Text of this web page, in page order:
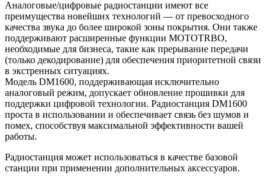
Аналоговые/цифровые радиостанции имеют все
преимущества новейших технологий — от превосходного
качества звука до более широкой зоны покрытия. Они также
поддерживают расширенные функции MOTOTRBO,
необходимые для бизнеса, такие как прерывание передачи
(только декодирование) для обеспечения приоритетной связи
в экстренных ситуациях.
Модель DM1600, поддерживающая исключительно
аналоговый режим, допускает обновление прошивки для
поддержки цифровой технологии. Радиостанция DM1600
проста в использовании и обеспечивает связь без шумов и
помех, способствуя максимальной эффективности вашей
работы.
Радиостанция может использоваться в качестве базовой
станции при применении дополнительных аксессуаров.